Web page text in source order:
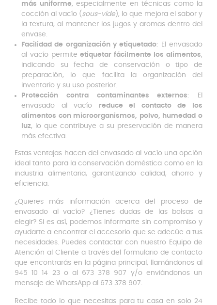
más uniforme, especialmente en técnicas como la
cocción al vacío ( sous-vide), lo que mejora el sabor y
la textura, al mantener los jugos y aromas dentro del
envase.
Facilidad de organización y etiquetado: El envasado
al vacío permite etiquetar fácilmente los alimentos,
indicando su fecha de conservación o tipo de
preparación, lo que facilita la organización del
inventario y su uso posterior.
Protección contra contaminantes externos: El
envasado al vacío reduce el contacto de los
alimentos con microorganismos, polvo, humedad o
luz, lo que contribuye a su preservación de manera
más efectiva.
Estas ventajas hacen del envasado al vacío una opción
ideal tanto para la conservación doméstica como en la
industria alimentaria, garantizando calidad, ahorro y
eficiencia.
¿Quieres más información acerca del proceso de
envasado al vacío? ¿Tienes dudas de las bolsas a
elegir? Si es así, podemos informarte sin compromiso y
ayudarte a encontrar el accesorio que se adecúe a tus
necesidades. Puedes contactar con nuestro Equipo de
Atención al Cliente a través del formulario de contacto
que encontrarás en la página principal, llamándonos al
945 10 14 23 o al 673 378 907 y/o enviándonos un
mensaje de WhatsApp al 673 378 907.
Recibe todo lo que necesitas para tu casa en solo 24